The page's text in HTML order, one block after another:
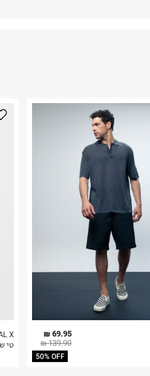
X
טי
69.95 ₪
139.90 ₪
50% OFF